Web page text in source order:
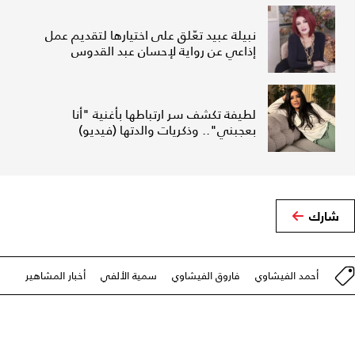
نبيلة عبيد تعّلق على اختيارها لتقديم عمل
إذاعي عن رواية لإحسان عبد القدوس
لطيفة تكشف سر ارتباطها بأغنية "أنا
بعجبني".. وذكريات والدتها (فيديو)
شارك
أحمد الفيشاوي فاروق الفيشاوي سمية الألفي أخبار المشاهير